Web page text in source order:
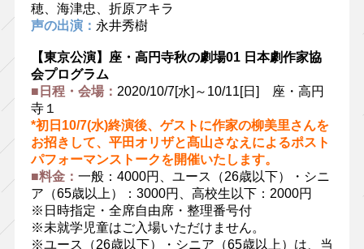
穂、海津忠、折原アキラ
声の出演： 永井秀樹
【東京公演】座・高円寺秋の劇場01 日本劇作家協
会プログラム
■日程・会場： 2020/10/7[水]～10/11[日] 座・高円
寺１
*初日10/7(水)終演後、ゲストに作家の柳美里さんを
お招きして、平田オリザと髙山さなえによるポスト
パフォーマンストークを開催いたします。
■料金： 一般：4000円、ユース（26歳以下）・シニ
ア（65歳以上）：3000円、高校生以下：2000円
※日時指定・全席自由席・整理番号付
※未就学児童はご入場いただけません。
※ユース（26歳以下）・シニア（65歳以上）は、当